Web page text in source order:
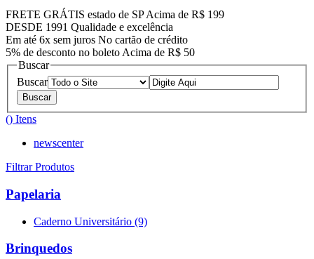
FRETE GRÁTIS estado de SP Acima de R$ 199
DESDE 1991 Qualidade e excelência
Em até 6x sem juros No cartão de crédito
5% de desconto no boleto Acima de R$ 50
Buscar
Buscar
() Itens
newscenter
Filtrar Produtos
Papelaria
Caderno Universitário (9)
Brinquedos